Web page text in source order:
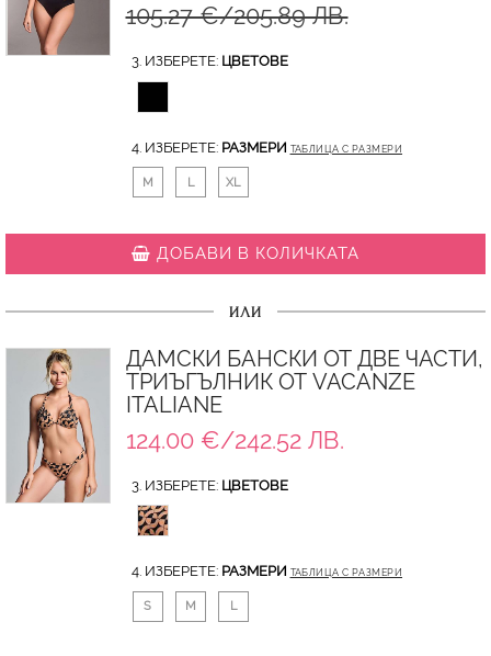
105.27 €/205.89 ЛВ.
3. ИЗБЕРЕТЕ: ЦВЕТОВЕ
4. ИЗБЕРЕТЕ: РАЗМЕРИ ТАБЛИЦА С РАЗМЕРИ
M L XL
ДОБАВИ В КОЛИЧКАТА
ИЛИ
ДАМСКИ БАНСКИ ОТ ДВЕ ЧАСТИ,
ТРИЪГЪЛНИК ОТ VACANZE
ITALIANE
124.00 €/242.52 ЛВ.
3. ИЗБЕРЕТЕ: ЦВЕТОВЕ
4. ИЗБЕРЕТЕ: РАЗМЕРИ ТАБЛИЦА С РАЗМЕРИ
S M L